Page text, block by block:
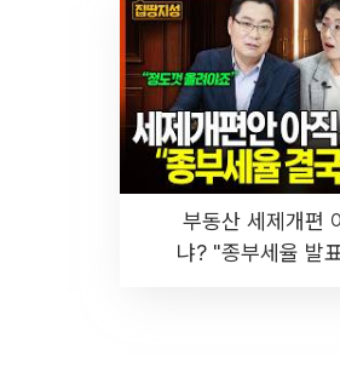
부동산 세제개편
냐? "종부세율 발